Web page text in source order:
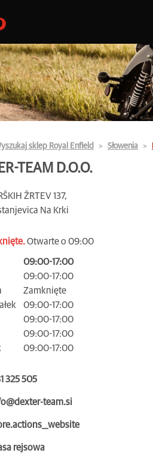
sklep Royal Enfield Słowenia
TEAM D.O.O.
ŽRTEV 137,
Na Krki
Otwarte o 09:00
09:00-17:00
09:00-17:00
Zamknięte
09:00-17:00
09:00-17:00
09:00-17:00
09:00-17:00
325 505
team.si
rejsowa